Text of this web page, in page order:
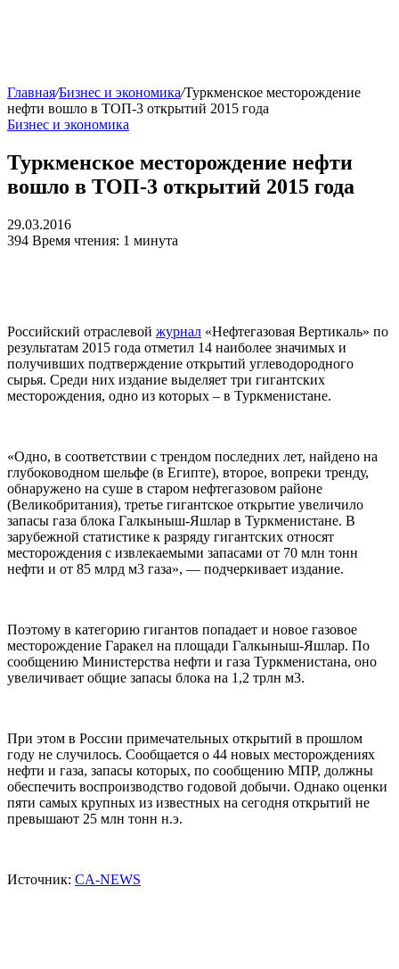
Главная/Бизнес и экономика/Туркменское месторождение
нефти вошло в ТОП-3 открытий 2015 года
Бизнес и экономика
Туркменское месторождение нефти
вошло в ТОП-3 открытий 2015 года
29.03.2016
394 Время чтения: 1 минута
Российский отраслевой журнал «Нефтегазовая Вертикаль» по
результатам 2015 года отметил 14 наиболее значимых и
получивших подтверждение открытий углеводородного
сырья. Среди них издание выделяет три гигантских
месторождения, одно из которых – в Туркменистане.
«Одно, в соответствии с трендом последних лет, найдено на
глубоководном шельфе (в Египте), второе, вопреки тренду,
обнаружено на суше в старом нефтегазовом районе
(Великобритания), третье гигантское открытие увеличило
запасы газа блока Галкыныш-Яшлар в Туркменистане. В
зарубежной статистике к разряду гигантских относят
месторождения с извлекаемыми запасами от 70 млн тонн
нефти и от 85 млрд м3 газа», — подчеркивает издание.
Поэтому в категорию гигантов попадает и новое газовое
месторождение Гаракел на площади Галкыныш-Яшлар. По
сообщению Министерства нефти и газа Туркменистана, оно
увеличивает общие запасы блока на 1,2 трлн м3.
При этом в России примечательных открытий в прошлом
году не случилось. Сообщается о 44 новых месторождениях
нефти и газа, запасы которых, по сообщению МПР, должны
обеспечить воспроизводство годовой добычи. Однако оценки
пяти самых крупных из известных на сегодня открытий не
превышают 25 млн тонн н.э.
Источник: CA-NEWS